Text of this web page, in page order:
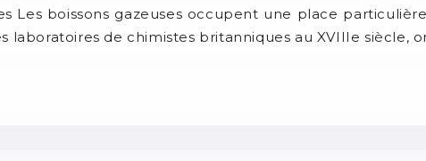
Les boissons gazeuses occupent une place
laboratoires de chimistes britanniques au XVIIIe siècle,